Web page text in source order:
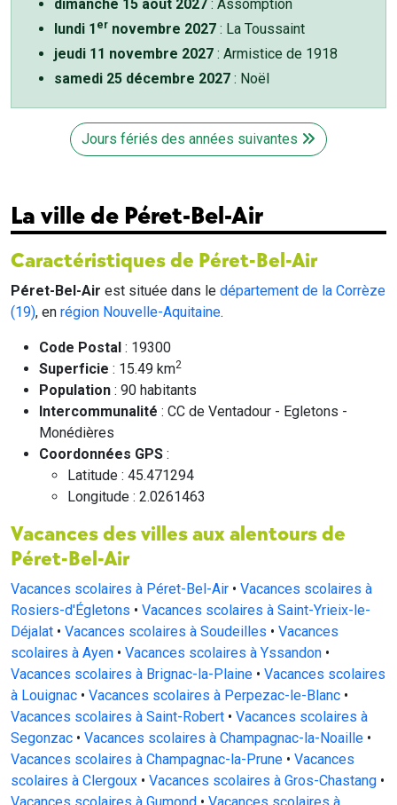
dimanche 15 août 2027 : Assomption
lundi 1 er novembre 2027 : La Toussaint
jeudi 11 novembre 2027 : Armistice de 1918
samedi 25 décembre 2027 : Noël
Jours fériés des années suivantes
La ville de Péret-Bel-Air
Caractéristiques de Péret-Bel-Air
Péret-Bel-Air est située dans le département de la Corrèze
(19), en région Nouvelle-Aquitaine.
Code Postal : 19300
Superficie : 15.49 km2
Population : 90 habitants
Intercommunalité : CC de Ventadour - Egletons -
Monédières
Coordonnées GPS :
Latitude : 45.471294
Longitude : 2.0261463
Vacances des villes aux alentours de
Péret-Bel-Air
Vacances scolaires à Péret-Bel-Air • Vacances scolaires à
Rosiers-d'Égletons • Vacances scolaires à Saint-Yrieix-le-
Déjalat • Vacances scolaires à Soudeilles • Vacances
scolaires à Ayen • Vacances scolaires à Yssandon •
Vacances scolaires à Brignac-la-Plaine • Vacances scolaires
à Louignac • Vacances scolaires à Perpezac-le-Blanc •
Vacances scolaires à Saint-Robert • Vacances scolaires à
Segonzac • Vacances scolaires à Champagnac-la-Noaille •
Vacances scolaires à Champagnac-la-Prune • Vacances
scolaires à Clergoux • Vacances scolaires à Gros-Chastang •